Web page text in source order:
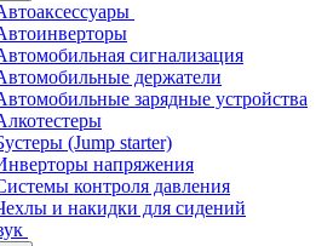
сигнализация
держатели
зарядные устройства
(Jump starter)
напряжения
контроля давления
и накидки для сидений